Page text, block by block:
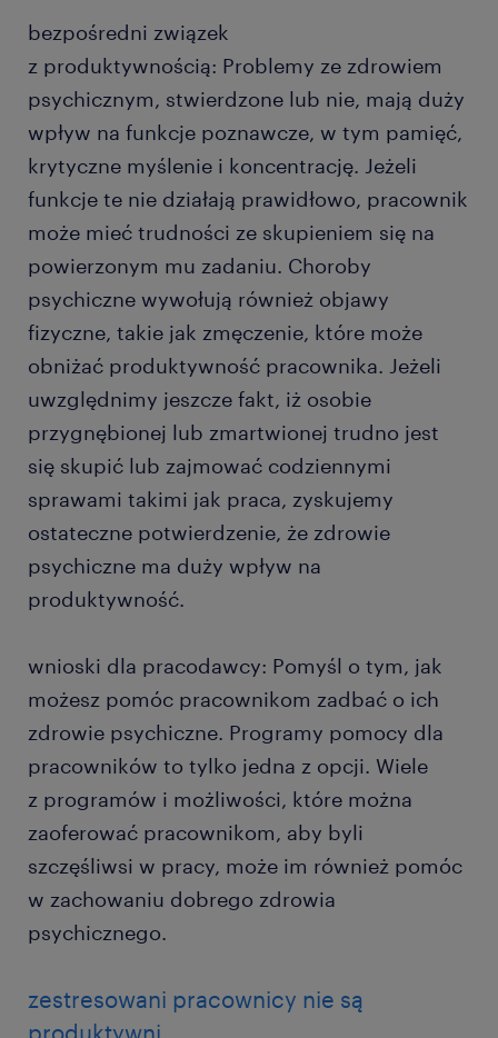
bezpośredni związek
z produktywnością: Problemy ze zdrowiem
psychicznym, stwierdzone lub nie, mają duży
wpływ na funkcje poznawcze, w tym pamięć,
krytyczne myślenie i koncentrację. Jeżeli
funkcje te nie działają prawidłowo, pracownik
może mieć trudności ze skupieniem się na
powierzonym mu zadaniu. Choroby
psychiczne wywołują również objawy
fizyczne, takie jak zmęczenie, które może
obniżać produktywność pracownika. Jeżeli
uwzględnimy jeszcze fakt, iż osobie
przygnębionej lub zmartwionej trudno jest
się skupić lub zajmować codziennymi
sprawami takimi jak praca, zyskujemy
ostateczne potwierdzenie, że zdrowie
psychiczne ma duży wpływ na
produktywność.
wnioski dla pracodawcy: Pomyśl o tym, jak
możesz pomóc pracownikom zadbać o ich
zdrowie psychiczne. Programy pomocy dla
pracowników to tylko jedna z opcji. Wiele
z programów i możliwości, które można
zaoferować pracownikom, aby byli
szczęśliwsi w pracy, może im również pomóc
w zachowaniu dobrego zdrowia
psychicznego.
zestresowani pracownicy nie są